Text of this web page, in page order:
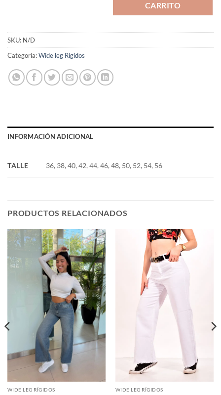
total
is
CARRITO
SKU: N/D
Categoría:Wide leg Rígidos
INFORMACIÓN ADICIONAL
TALLE 36, 38, 40, 42, 44, 46, 48, 50, 52, 54, 56
PRODUCTOS RELACIONADOS
WIDE LEG RÍGIDOS WIDE LEG RÍGIDOS